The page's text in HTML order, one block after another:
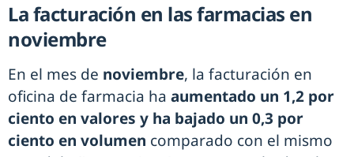
La facturación en las farmacias en
noviembre
En el mes de noviembre, la facturación en
oficina de farmacia ha aumentado un 1,2 por
ciento en valores y ha bajado un 0,3 por
ciento en volumen comparado con el mismo